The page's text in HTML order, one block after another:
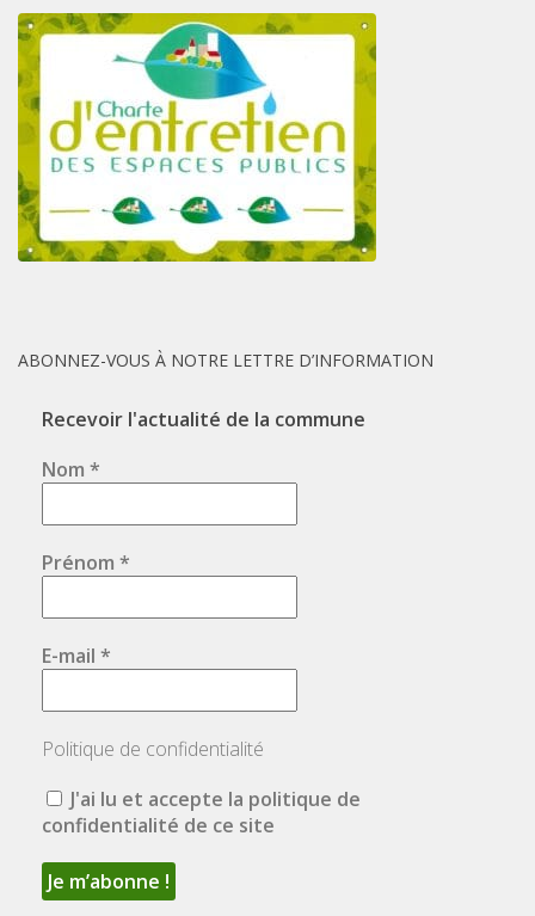
ABONNEZ-VOUS À NOTRE LETTRE D’INFORMATION
Recevoir l'actualité de la commune
Nom *
Prénom *
E-mail *
Politique de confidentialité
J'ai lu et accepte la politique de
confidentialité de ce site